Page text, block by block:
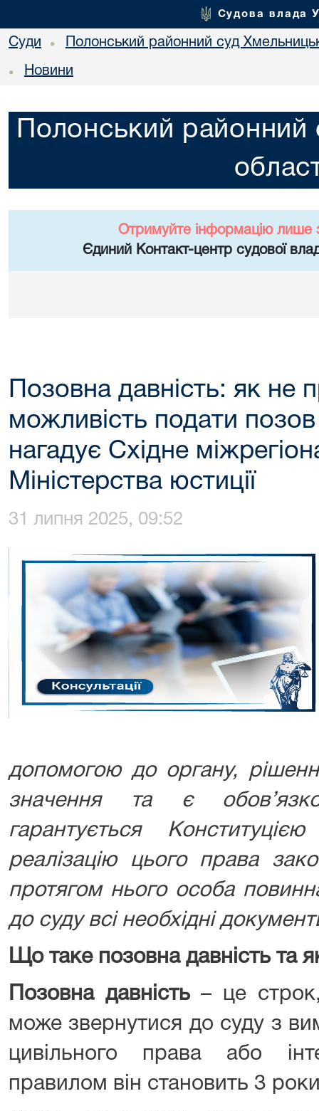
Судова влада
Суди • Полонський районний суд
• Новини
Полонський районний
Отримуйте інформацію лише
Єдиний Контакт-центр судової
Позовна давність: як не
можливість подати
нагадує Східне
Міністерства юстиції
31 липня 2025, 09:52
допомогою до органу,
значення та є
гарантується
реалізацію цього права
протягом нього особа
до суду всі необхідні
Що таке позовна давність та
Позовна давність– це
може звернутися до суду з
цивільного права або
правилом він становить 3